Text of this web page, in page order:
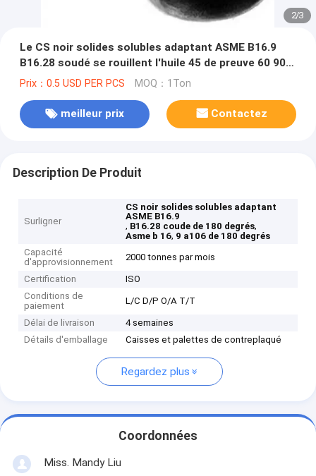
2/3
Le CS noir solides solubles adaptant ASME B16.9
B16.28 soudé se rouillent l'huile 45 de preuve 60 90
180 degrés
Prix：0.5 USD PER PCS MOQ：1Ton
meilleur prix Contactez
Description De Produit
Surligner
CS noir solides solubles adaptant
ASME B16.9
, B16.28 coude de 180 degrés,
Asme b 16, 9 a106 de 180 degrés
Capacité
d'approvisionnement
2000 tonnes par mois
Certification
ISO
Conditions de
paiement
L/C D/P O/A T/T
Délai de livraison
4 semaines
Détails d'emballage
Caisses et palettes de contreplaqué
Regardez plus
Coordonnées
Miss. Mandy Liu